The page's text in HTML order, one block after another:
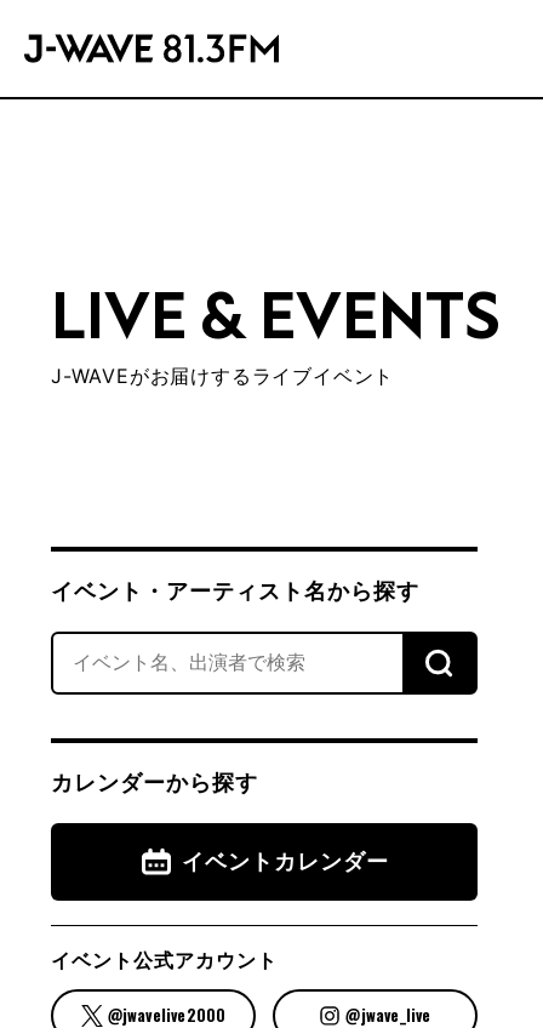
LIVE & EVENTS
J-WAVEがお届けするライブイベント
イベント・アーティスト名から探す
カレンダーから探す
イベントカレンダー
イベント公式アカウント
@jwavelive2000 @jwave_live